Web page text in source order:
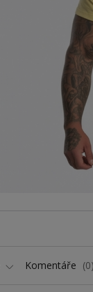
Komentáře 0